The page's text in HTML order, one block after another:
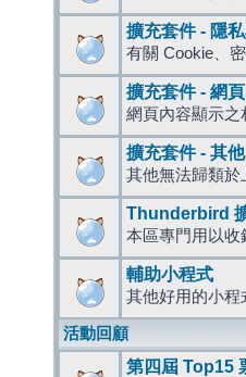
擴充套件 - 隱
有關 Cookie、
擴充套件 - 網
網頁內容顯示之
擴充套件 - 其他
其他無法歸類於
Thunderbird
本區專門用以收
輔助小程式
其他好用的小程
活動回顧
第四屆 Top15